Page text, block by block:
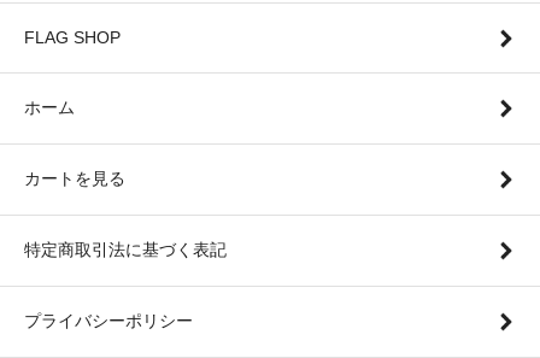
FLAG SHOP
ホーム
カートを見る
特定商取引法に基づく表記
プライバシーポリシー